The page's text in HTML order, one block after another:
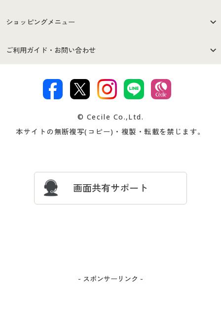
はじめての方へ
セシールご利用規約
著作権・商標について 会社案内
ショッピングメニュー
商品カテゴリ
プレゼント＆キャンペーン サイトマップ
ご利用ガイド・お問い合わせ
交換・返品は お支払は
ついて
忘れの場合
© Cecile Co.,Ltd.
本サイトの無断複写(コピー)・複製・転載を禁じます。
画面共有サポート
- スポンサーリンク -